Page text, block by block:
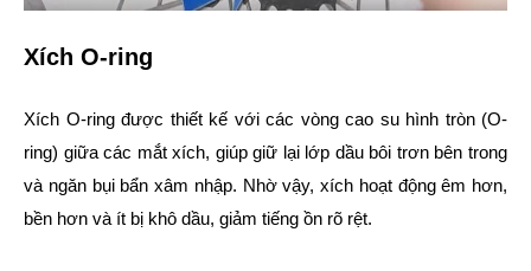
Xích O-ring
Xích O-ring được thiết kế với các vòng cao su hình tròn (O-
ring) giữa các mắt xích, giúp giữ lại lớp dầu bôi trơn bên trong
và ngăn bụi bẩn xâm nhập. Nhờ vậy, xích hoạt động êm hơn,
bền hơn và ít bị khô dầu, giảm tiếng ồn rõ rệt.